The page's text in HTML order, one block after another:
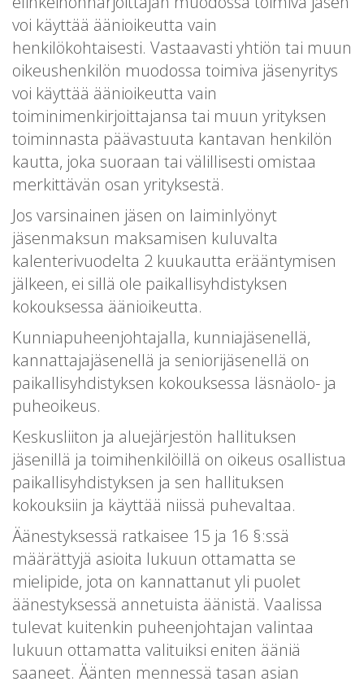
voi käyttää äänioikeutta vain
henkilökohtaisesti. Vastaavasti yhtiön tai muun
oikeushenkilön muodossa toimiva jäsenyritys
voi käyttää äänioikeutta vain
toiminimenkirjoittajansa tai muun yrityksen
toiminnasta päävastuuta kantavan henkilön
kautta, joka suoraan tai välillisesti omistaa
merkittävän osan yrityksestä.
Jos varsinainen jäsen on laiminlyönyt
jäsenmaksun maksamisen kuluvalta
kalenterivuodelta 2 kuukautta erääntymisen
jälkeen, ei sillä ole paikallisyhdistyksen
kokouksessa äänioikeutta.
Kunniapuheenjohtajalla, kunniajäsenellä,
kannattajajäsenellä ja seniorijäsenellä on
paikallisyhdistyksen kokouksessa läsnäolo- ja
puheoikeus.
Keskusliiton ja aluejärjestön hallituksen
jäsenillä ja toimihenkilöillä on oikeus osallistua
paikallisyhdistyksen ja sen hallituksen
kokouksiin ja käyttää niissä puhevaltaa.
Äänestyksessä ratkaisee 15 ja 16 §:ssä
määrättyjä asioita lukuun ottamatta se
mielipide, jota on kannattanut yli puolet
äänestyksessä annetuista äänistä. Vaalissa
tulevat kuitenkin puheenjohtajan valintaa
lukuun ottamatta valituiksi eniten ääniä
saaneet. Äänten mennessä tasan asian